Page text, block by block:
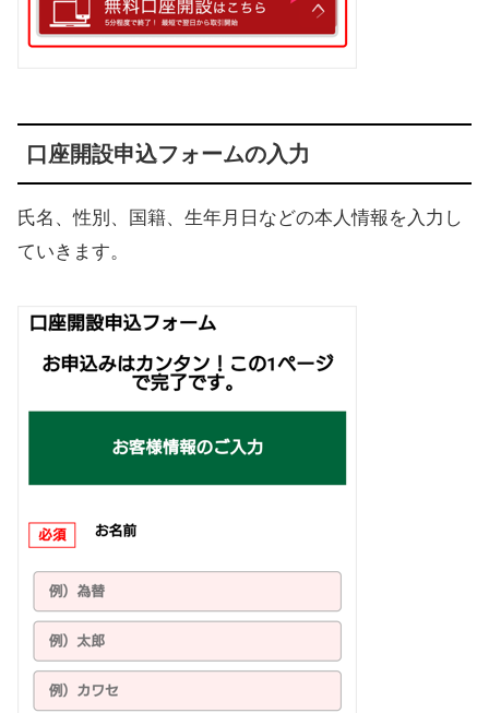
口座開設申込フォームの入力
氏名、性別、国籍、生年月日などの本人情報を入力し
ていきます。